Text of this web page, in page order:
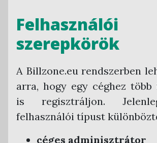
Felhasználói
szerepkörök
A Billzone.eu rendszerben
arra, hogy egy céghez több
is regisztráljon.
felhasználói típust
céges adminisztrátor